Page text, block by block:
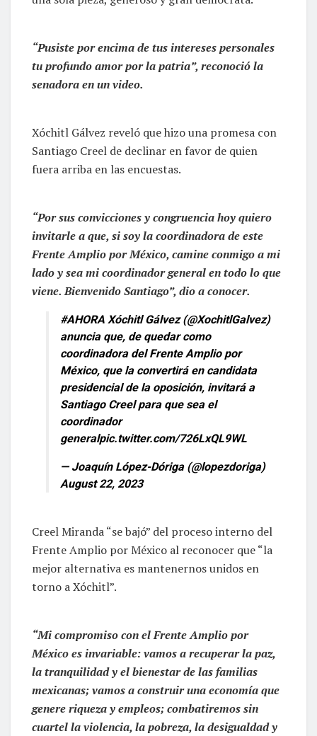
“Pusiste por encima de tus intereses personales
tu profundo amor por la patria”, reconoció la
senadora en un video.
Xóchitl Gálvez reveló que hizo una promesa con
Santiago Creel de declinar en favor de quien
fuera arriba en las encuestas.
“Por sus convicciones y congruencia hoy quiero
invitarle a que, si soy la coordinadora de este
Frente Amplio por México, camine conmigo a mi
lado y sea mi coordinador general en todo lo que
viene. Bienvenido Santiago”, dio a conocer.
#AHORA Xóchitl Gálvez (@XochitlGalvez)
anuncia que, de quedar como
coordinadora del Frente Amplio por
México, que la convertirá en candidata
presidencial de la oposición, invitará a
Santiago Creel para que sea el
coordinador
generalpic.twitter.com/726LxQL9WL
— Joaquín López-Dóriga (@lopezdoriga)
August 22, 2023
Creel Miranda “se bajó” del proceso interno del
Frente Amplio por México al reconocer que “la
mejor alternativa es mantenernos unidos en
torno a Xóchitl”.
“Mi compromiso con el Frente Amplio por
México es invariable: vamos a recuperar la paz,
la tranquilidad y el bienestar de las familias
mexicanas; vamos a construir una economía que
genere riqueza y empleos; combatiremos sin
cuartel la violencia, la pobreza, la desigualdad y